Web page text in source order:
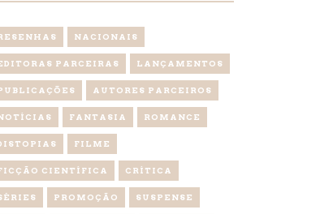
NACIONAIS
PARCEIRAS LANÇAMENTOS
AUTORES PARCEIROS
FANTASIA ROMANCE
FILME
CIENTÍFICA CRÍTICA
PROMOÇÃO SUSPENSE